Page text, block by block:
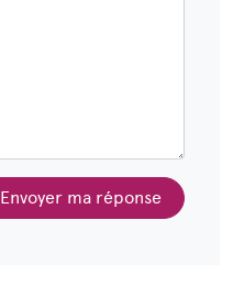
Envoyer ma réponse